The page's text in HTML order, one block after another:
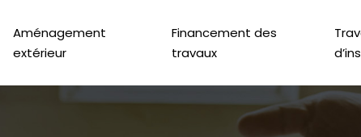
Aménagement
extérieur
Financement des
travaux